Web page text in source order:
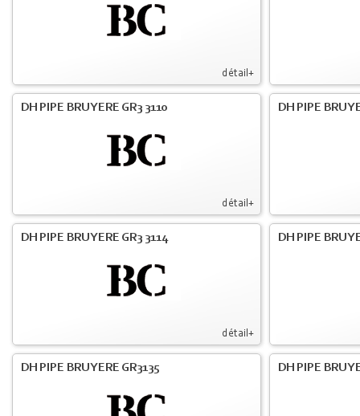
détail+
détail+
DH PIPE BRUYERE GR3 3110 DH PIPE
détail+
DH PIPE BRUYERE GR3 3114 DH PIPE
DH PIPE BRUYERE GR3135 DH PIPE